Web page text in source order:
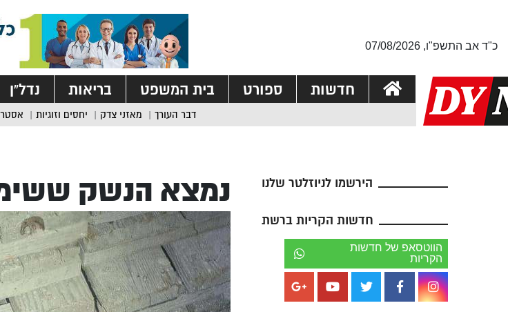
כ"ד אב התשפ"ו, 07/08/2026
חדשות ספורט בית המשפט בריאות נדל”ן
דבר העורך מאזני צדק יחסים וזוגיות
הירשמו לניוזלטר שלנו
חדשות הקריות ברשת
הווטסאפ של חדשות
הקריות
נמצא הנשק